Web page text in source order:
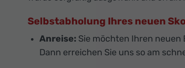
Selbstabholung Ihres neuen
Anreise: Sie möchten Ihren neuen
Dann erreichen Sie uns so am